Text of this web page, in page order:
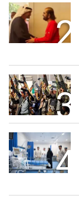
2
3
4